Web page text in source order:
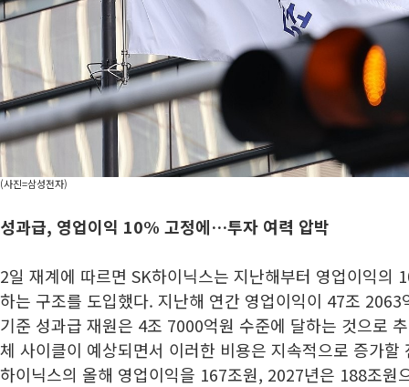
(사진=삼성전자)
성과급, 영업이익 10% 고정에…투자 여력 압박
2일 재계에 따르면 SK하이닉스는 지난해부터 영업이익의
하는 구조를 도입했다. 지난해 연간 영업이익이 47조
기준 성과급 재원은 4조 7000억원 수준에 달하는 것으로
체 사이클이 예상되면서 이러한 비용은 지속적으로 증가할
하이닉스의 올해 영업이익을 167조원, 2027년은 188조원